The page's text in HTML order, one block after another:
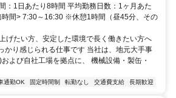
：1日あたり8時間 平均勤務日数：1ヶ月あた
時間> 7:30～16:30 ※休憩1時間（昼45分、その
げたい方、安定した環境で長く働きたい方へ
かり感じられる仕事です 当社は、地元大手事
よび自社工場を拠点に、 機械設備・製缶・
通勤OK 固定時間制 転勤なし 交通費支給 長期歓迎